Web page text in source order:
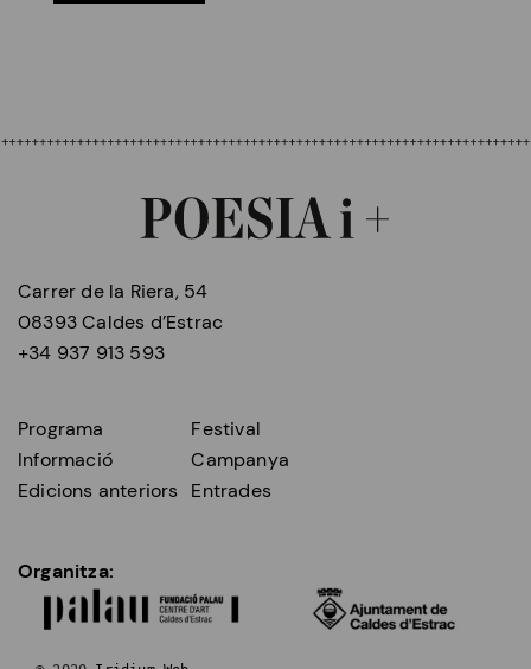
Carrer de la Riera, 54
08393 Caldes d’Estrac
+34 937 913 593
Programa
Informació
Edicions anteriors
Festival
Campanya
Entrades
Organitza: